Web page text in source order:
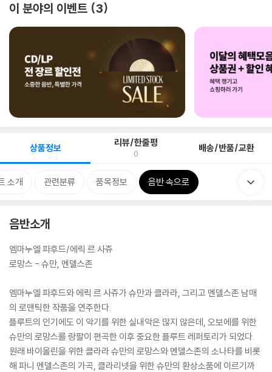
이 분야의 이벤트 3
상품정보 리뷰/한줄평
0 배송/반품/교환
소개 관련분류 품목정보 음반 속으로
음반소개
엠마누엘 파후드/에릭 르 사쥬
로망스 - 슈만, 멘델스존
엠마누엘 파후드와 에릭 르 사쥬가 슈만과 클라라, 그리고 멘델스존 남매
의 로맨틱한 작품을 연주한다.
플루트의 인기에도 이 악기를 위한 실내악은 많지 않은데, 오보에를 위한
슈만의 로망스를 랑팔이 편곡한 이후 중요한 플루트 레퍼토리가 되었다.
원래 바이올린을 위한 클라라 슈만의 로망스와 멘델스존의 소나타를 비롯
해 파니 멘델스존의 가곡, 클라리넷을 위한 슈만의 환상소품에 이르기까